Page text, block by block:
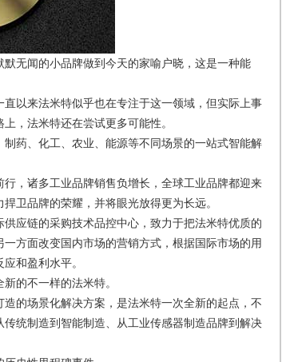
无闻的小品牌做到今天的家喻户晓，这是一种能
以来法米特似乎也在专注于这一领域，但实际上事
，法米特还在尝试更多可能性。
药、化工、农业、能源等不同场景的一站式智能解
，诸多工业品牌销售负增长，全球工业品牌都迎来
卫品牌的荣耀，并将眼光放得更为长远。
应链的采购技术品控中心，致力于把法米特优质的
方面改变国内市场的营销方式，根据国际市场的用
和盈利水平。
的不一样的法米特。
的场景化解决方案，是法米特一次全新的起点，不
统制造到智能制造、从工业传感器制造品牌到解决